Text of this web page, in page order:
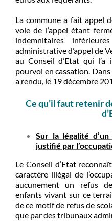
La commune a fait appel
voie de l’appel étant
indemnitaires
administrative d’appel de
au Conseil d’Etat qui
pourvoi en cassation.
a rendu, le 19 décembre
Ce qu’il faut retenir
Sur la légalité
justifié par
Le Conseil d’Etat
caractère illégal de
aucunement un refus
enfants vivant sur ce
de ce motif de refus de
que par des tribunaux